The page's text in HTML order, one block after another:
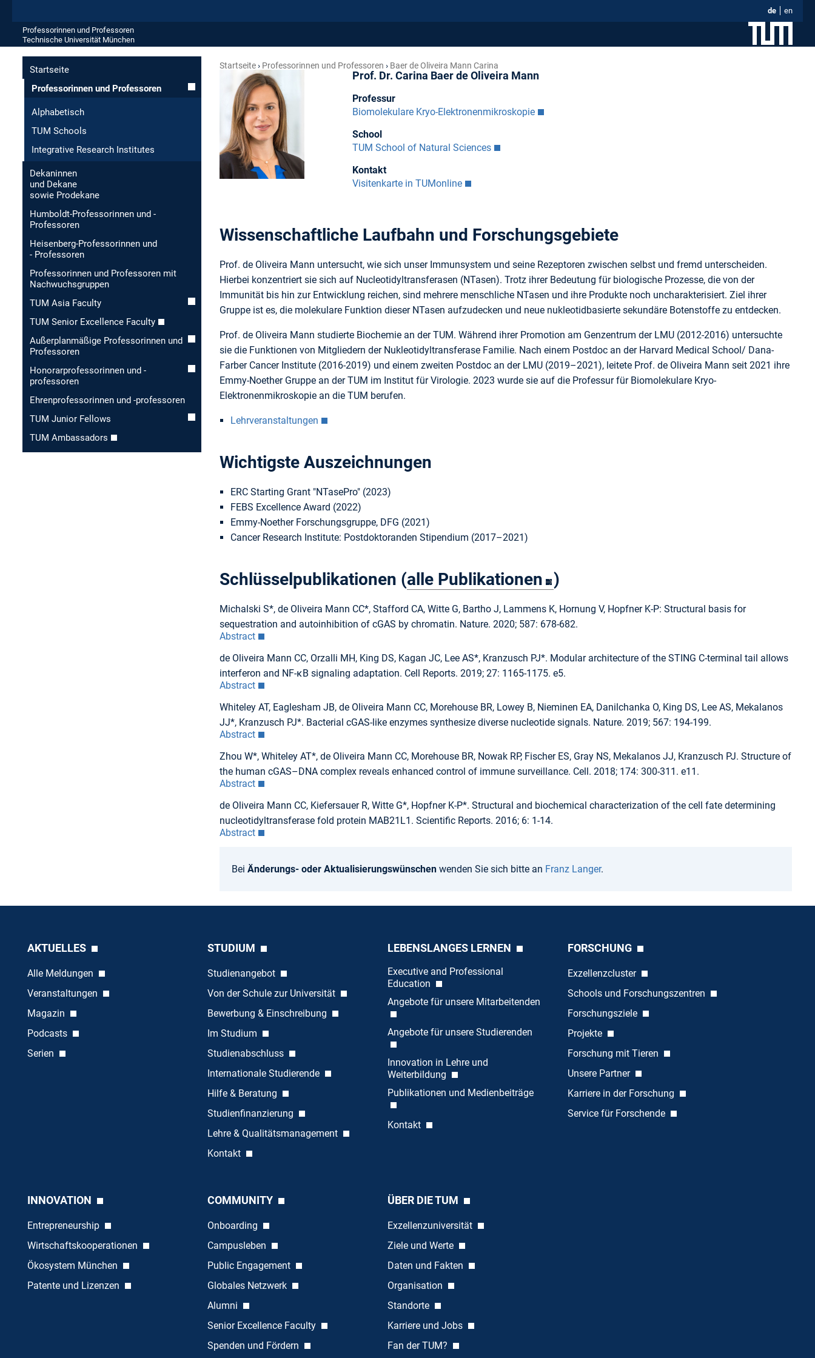
de en
Professorinnen und Professoren
Technische Universität München
Startseite
Professorinnen und Professoren
Alphabetisch
TUM Schools
Integrative Research Institutes
Dekaninnen
und Dekane
sowie Prodekane
Humboldt-Professorinnen und -
Professoren
Heisenberg-Professorinnen und
- Professoren
Professorinnen und Professoren mit
Nachwuchsgruppen
TUM Asia Faculty
TUM Senior Excellence Faculty
Außerplanmäßige Professorinnen und
Professoren
Honorar­professorinnen und -
professoren
Ehren­professorinnen und -professoren
TUM Junior Fellows
TUM Ambassadors
Startseite Professorinnen und Professoren Baer de Oliveira Mann Carina
Prof. Dr. Carina Baer de Oliveira Mann
Professur
Biomolekulare Kryo-Elektronenmikroskopie
School
TUM School of Natural Sciences
Kontakt
Visitenkarte in TUMonline
Wissenschaftliche Laufbahn und Forschungsgebiete
Prof. de Oliveira Mann untersucht, wie sich unser Immunsystem und seine Rezeptoren zwischen selbst und fremd unterscheiden.
Hierbei konzentriert sie sich auf Nucleotidyltransferasen (NTasen). Trotz ihrer Bedeutung für biologische Prozesse, die von der
Immunität bis hin zur Entwicklung reichen, sind mehrere menschliche NTasen und ihre Produkte noch uncharakterisiert. Ziel ihrer
Gruppe ist es, die molekulare Funktion dieser NTasen aufzudecken und neue nukleotidbasierte sekundäre Botenstoffe zu entdecken.
Prof. de Oliveira Mann studierte Biochemie an der TUM. Während ihrer Promotion am Genzentrum der LMU (2012-2016) untersuchte
sie die Funktionen von Mitgliedern der Nukleotidyltransferase Familie. Nach einem Postdoc an der Harvard Medical School/ Dana-
Farber Cancer Institute (2016-2019) und einem zweiten Postdoc an der LMU (2019–2021), leitete Prof. de Oliveira Mann seit 2021 ihre
Emmy-Noether Gruppe an der TUM im Institut für Virologie. 2023 wurde sie auf die Professur für Biomolekulare Kryo-
Elektronenmikroskopie an die TUM berufen.
Lehrveranstaltungen
Wichtigste Auszeichnungen
ERC Starting Grant "NTasePro" (2023)
FEBS Excellence Award (2022)
Emmy-Noether Forschungsgruppe, DFG (2021)
Cancer Research Institute: Postdoktoranden Stipendium (2017–2021)
Schlüsselpublikationen (alle Publikationen )
Michalski S*, de Oliveira Mann CC*, Stafford CA, Witte G, Bartho J, Lammens K, Hornung V, Hopfner K-P: Structural basis for
sequestration and autoinhibition of cGAS by chromatin. Nature. 2020; 587: 678-682.
Abstract
de Oliveira Mann CC, Orzalli MH, King DS, Kagan JC, Lee AS*, Kranzusch PJ*. Modular architecture of the STING C-terminal tail allows
interferon and NF-κB signaling adaptation. Cell Reports. 2019; 27: 1165-1175. e5.
Abstract
Whiteley AT, Eaglesham JB, de Oliveira Mann CC, Morehouse BR, Lowey B, Nieminen EA, Danilchanka O, King DS, Lee AS, Mekalanos
JJ*, Kranzusch PJ*. Bacterial cGAS-like enzymes synthesize diverse nucleotide signals. Nature. 2019; 567: 194-199.
Abstract
Zhou W*, Whiteley AT*, de Oliveira Mann CC, Morehouse BR, Nowak RP, Fischer ES, Gray NS, Mekalanos JJ, Kranzusch PJ. Structure of
the human cGAS–DNA complex reveals enhanced control of immune surveillance. Cell. 2018; 174: 300-311. e11.
Abstract
de Oliveira Mann CC, Kiefersauer R, Witte G*, Hopfner K-P*. Structural and biochemical characterization of the cell fate determining
nucleotidyltransferase fold protein MAB21L1. Scientific Reports. 2016; 6: 1-14.
Abstract
Bei Änderungs- oder Aktualisierungswünschen wenden Sie sich bitte an Franz Langer.
AKTUELLES
Alle Meldungen
Veranstaltungen
Magazin
Podcasts
Serien
STUDIUM
Studienangebot
Von der Schule zur Universität
Bewerbung & Einschreibung
Im Studium
Studienabschluss
Internationale Studierende
Hilfe & Beratung
Studienfinanzierung
Lehre & Qualitätsmanagement
Kontakt
LEBENSLANGES LERNEN
Executive and Professional
Education
Angebote für unsere Mitarbeitenden
Angebote für unsere Studierenden
Innovation in Lehre und
Weiterbildung
Publikationen und Medienbeiträge
Kontakt
FORSCHUNG
Exzellenzcluster
Schools und Forschungszentren
Forschungsziele
Projekte
Forschung mit Tieren
Unsere Partner
Karriere in der Forschung
Service für Forschende
INNOVATION
Entrepreneurship
Wirtschaftskooperationen
Ökosystem München
Patente und Lizenzen
COMMUNITY
Onboarding
Campusleben
Public Engagement
Globales Netzwerk
Alumni
Senior Excellence Faculty
Spenden und Fördern
ÜBER DIE TUM
Exzellenzuniversität
Ziele und Werte
Daten und Fakten
Organisation
Standorte
Karriere und Jobs
Fan der TUM?